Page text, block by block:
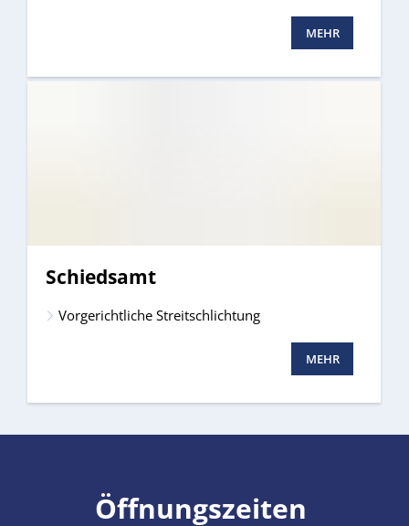
MEHR
Schiedsamt
Vorgerichtliche Streitschlichtung
MEHR
Öffnungszeiten